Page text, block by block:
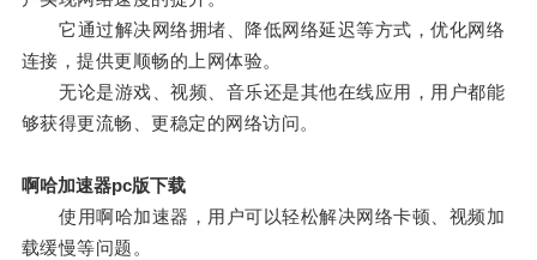
它通过解决网络拥堵、降低网络延迟等方式，优化网络
连接，提供更顺畅的上网体验。
无论是游戏、视频、音乐还是其他在线应用，用户都能
够获得更流畅、更稳定的网络访问。
啊哈加速器pc版下载
使用啊哈加速器，用户可以轻松解决网络卡顿、视频加
载缓慢等问题。